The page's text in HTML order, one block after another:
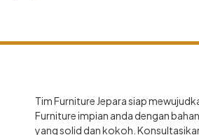
Tim Furniture Jepara siap
Furniture impian anda dengan bahan
yang solid dan kokoh.